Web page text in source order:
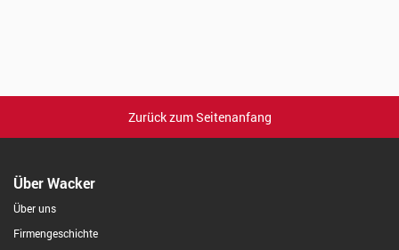
Zurück zum Seitenanfang
Über Wacker
Über uns
Firmengeschichte